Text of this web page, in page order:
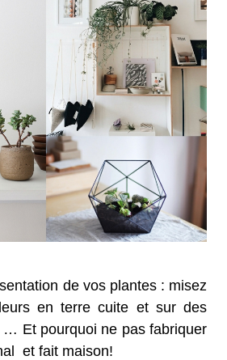
de vos plantes : misez
en terre cuite et sur des
… Et pourquoi ne pas fabriquer
et fait maison!